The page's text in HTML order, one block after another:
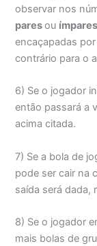
observar nos
paresou ímpares
encaçapadas
contrário para o
6) Se o jogador
então passará a
acima citada.
7) Se a bola de
pode ser cair na
saída será dada,
8) Se o jogador
mais bolas de